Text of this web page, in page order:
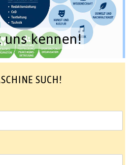
uns kennen!
SUCH!